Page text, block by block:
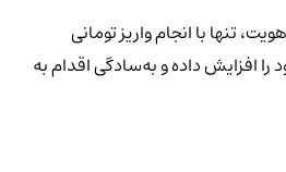
تنها با انجام واریز تومانی
افزایش داده و به‌سادگی اقدام به